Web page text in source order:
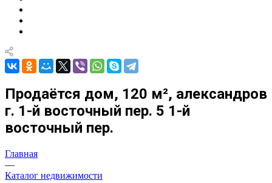
Продаётся дом, 120 м², александров
г. 1-й восточный пер. 5 1-й
восточный пер.
Главная
—
Каталог недвижимости